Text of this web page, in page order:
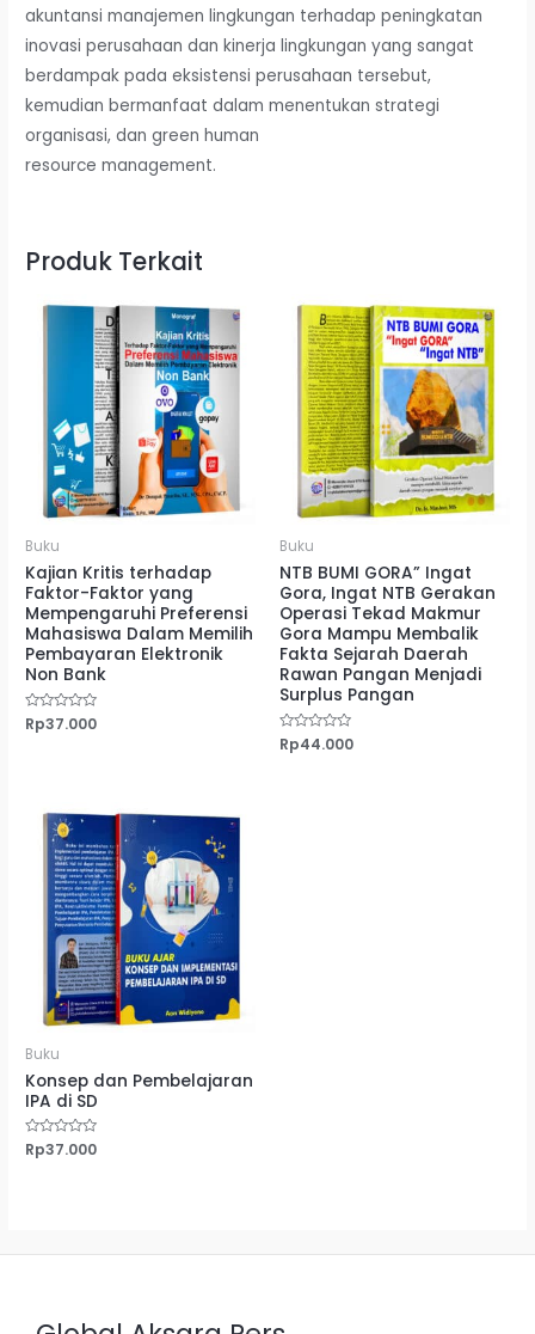
akuntansi manajemen lingkungan terhadap peningkatan
inovasi perusahaan dan kinerja lingkungan yang sangat
berdampak pada eksistensi perusahaan tersebut,
kemudian bermanfaat dalam menentukan strategi
organisasi, dan green human
resource management.
Produk Terkait
Buku
Kajian Kritis terhadap
Faktor-Faktor yang
Mempengaruhi Preferensi
Mahasiswa Dalam Memilih
Pembayaran Elektronik
Non Bank
Dinilai
0
Rp37.000
Buku
NTB BUMI GORA” Ingat
Gora, Ingat NTB Gerakan
Operasi Tekad Makmur
Gora Mampu Membalik
Fakta Sejarah Daerah
Rawan Pangan Menjadi
Surplus Pangan
Dinilai
0
Rp44.000
Buku
Konsep dan Pembelajaran
IPA di SD
Dinilai
0
Rp37.000